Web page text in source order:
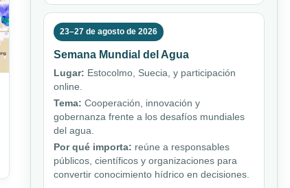
23–27 de agosto de 2026
Semana Mundial del Agua
Lugar: Estocolmo, Suecia, y participación
online.
Tema: Cooperación, innovación y
gobernanza frente a los desafíos mundiales
del agua.
Por qué importa: reúne a responsables
públicos, científicos y organizaciones para
convertir conocimiento hídrico en decisiones.